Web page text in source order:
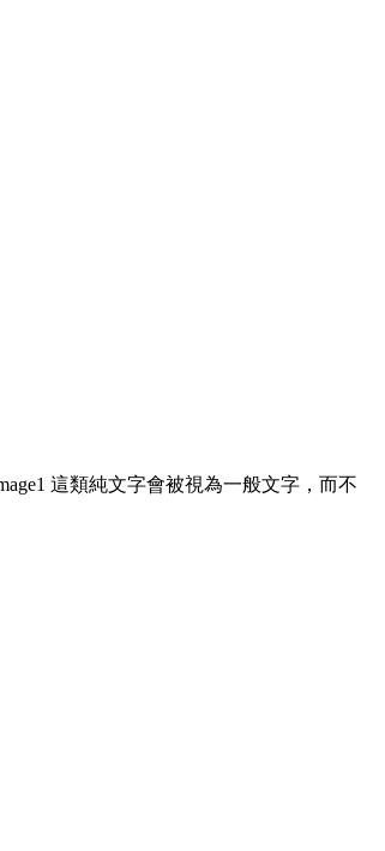
這類純文字會被視為一般文字，而不